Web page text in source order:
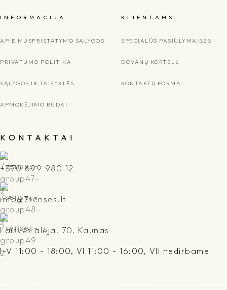
I N F O R M A C I J A
APIE MUSPRISTATYMO SĄLYGOS
PRIVATUMO POLITIKA
SĄLYGOS IR TAISYKLĖS
APMOKĖJIMO BŪDAI
K L I E N T A M S
SPECIALŪS PASIŪLYMAI B2B
DOVANŲ KORTELĖ
KONTAKTŲ FORMA
K O N T A K T A I
+370 699 980 12
info@7senses.lt
Laisvės alėja, 70, Kaunas
I-V 11:00 - 18:00, VI 11:00 - 16:00, VII nedirbame